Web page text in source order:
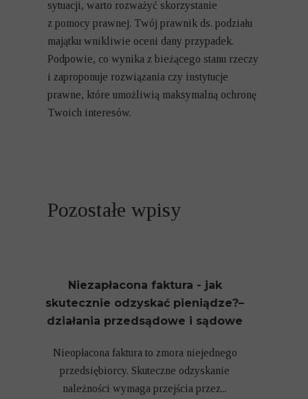
Niezapłacona faktura - jak
skutecznie odzyskać pieniądze?–
działania przedsądowe i sądowe
Nieopłacona faktura to zmora niejednego
przedsiębiorcy. Skuteczne odzyskanie
należności wymaga przejścia przez...
Pozostałe wpisy
sytuacji, warto rozważyć skorzystanie
z pomocy prawnej. Twój prawnik ds. podziału
majątku wnikliwie oceni dany przypadek.
Podpowie, co wynika z bieżącego stanu rzeczy
i zaproponuje rozwiązania czy instytucje
prawne, które umożliwią maksymalną ochronę
Twoich interesów.